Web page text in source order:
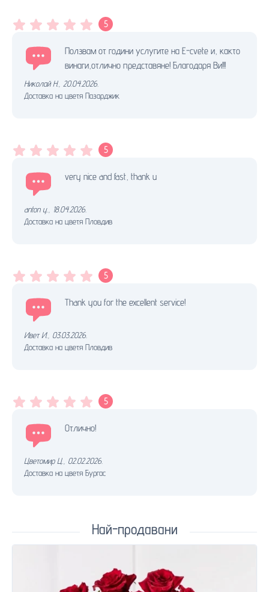
5
Ползвам от години услугите на Е-cvete и, както
винаги,отлично представяне! Благодаря Ви!!!
Николай Н. 20.04.2026.
Доставка на цветя Пазарджик
5
very nice and fast, thank u
anton y.
18.04.2026.
Доставка на цветя Пловдив
5
Thank you for the excellent service!
Ивет И. 03.03.2026.
Доставка на цветя Пловдив
5
Отлично!
Цветомир Ц.
02.02.2026.
Доставка на цветя Бургас
Най-продавани